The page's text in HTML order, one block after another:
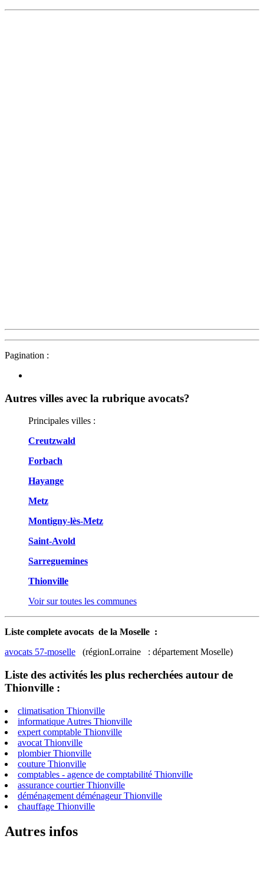
Pagination :
Autres villes avec la rubrique avocats?
Principales villes :
Creutzwald
Forbach
Hayange
Metz
Montigny-lès-Metz
Saint-Avold
Sarreguemines
Thionville
Voir sur toutes les communes
Liste complete avocats de la Moselle :
avocats 57-moselle (régionLorraine : département Moselle)
Liste des activités les plus recherchées autour de
Thionville :
climatisation Thionville
informatique Autres Thionville
expert comptable Thionville
avocat Thionville
plombier Thionville
couture Thionville
comptables - agence de comptabilité Thionville
assurance courtier Thionville
déménagement déménageur Thionville
chauffage Thionville
Autres infos